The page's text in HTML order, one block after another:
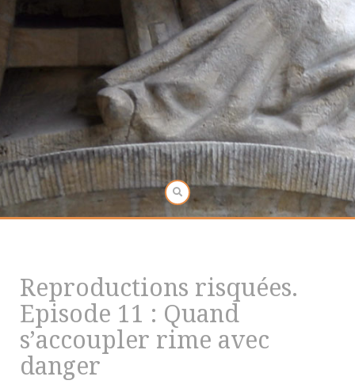
Reproductions risquées.
Episode 11 : Quand
s’accoupler rime avec
danger